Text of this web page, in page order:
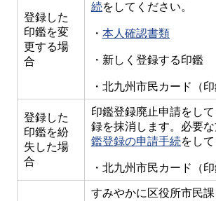
登録した
印鑑を変
更する場
合
続をしてください。
・ 本人確認書類
・新しく登録する印鑑
・北九州市民カード（印
登録した
印鑑を紛
失した場
合
印鑑登録廃止申請をし
録を抹消します。必要な
鑑登録の申請手続をして
・北九州市民カード（印
すみやかに区役所市民課